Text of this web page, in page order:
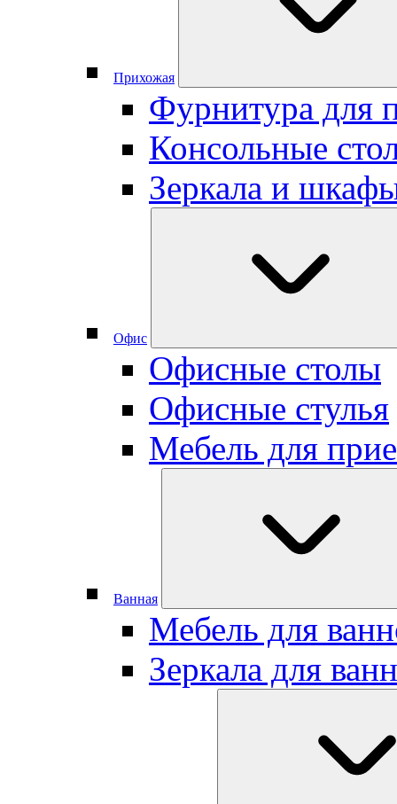
Прихожая
Фурнитура для
Консольные
Зеркала и
Офис
Офисные столы
Офисные стулья
Мебель для
Ванная
Мебель для
Зеркала для